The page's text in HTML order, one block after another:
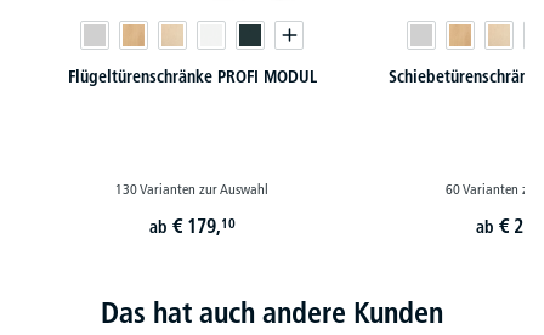
Flügeltürenschränke PROFI MODUL
130 Varianten zur Auswahl
ab € 179,10
60 Varianten zur
ab €
Das hat auch andere Kunden